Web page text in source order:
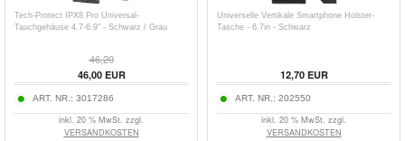
Tech-Protect IPX8 Pro Universal-
Tauchgehäuse 4.7-6.9" - Schwarz / Grau
46,20
46,00EUR
ART. NR.: 3017286
inkl. 20 % MwSt. zzgl.
VERSANDKOSTEN
Universelle Vertikale Smartphone Holster-
Tasche - 6.7in - Schwarz
12,70EUR
ART. NR.: 202550
inkl. 20 % MwSt. zzgl.
VERSANDKOSTEN